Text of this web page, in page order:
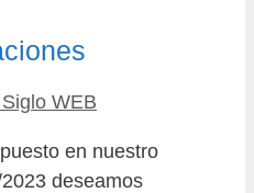
WEB
en nuestro
deseamos